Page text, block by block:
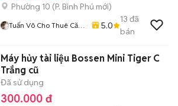
Phường 10 (P. Bình Phú mới)
Tuấn Võ Cho Thuê Căn
5.0
13 đã
bán
Máy hủy tài liệu Bossen Mini Tiger C
Trắng cũ
Đã sử dụng
300.000 đ